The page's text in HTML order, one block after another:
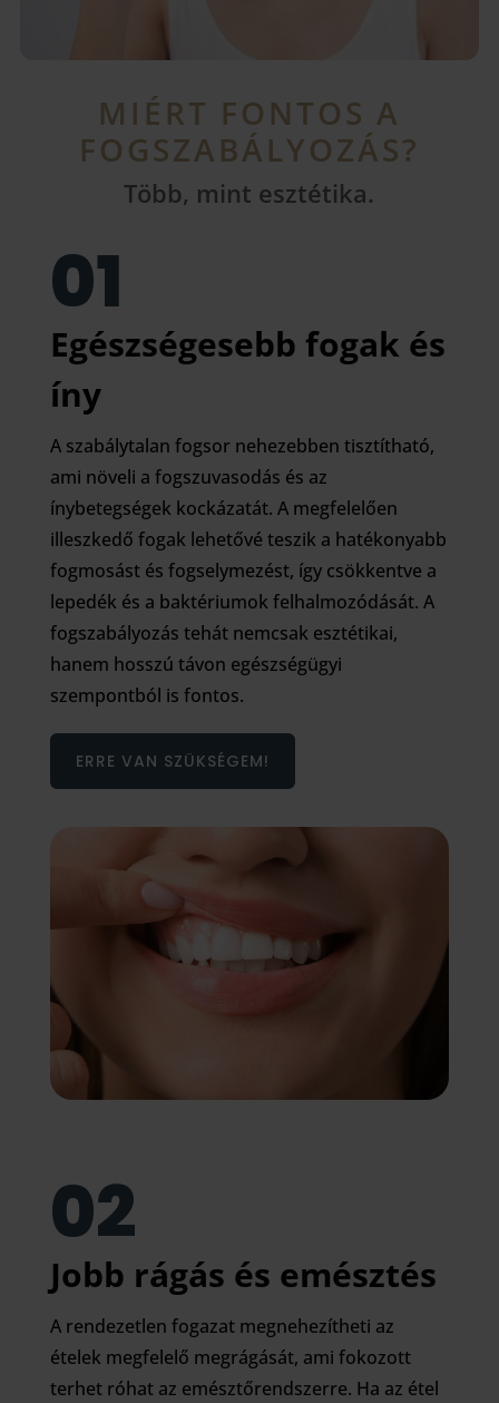
MIÉRT FONTOS A
FOGSZABÁLYOZÁS?
Több, mint esztétika.
01
Egészségesebb fogak és
íny
A szabálytalan fogsor nehezebben tisztítható,
ami növeli a fogszuvasodás és az
ínybetegségek kockázatát. A megfelelően
illeszkedő fogak lehetővé teszik a hatékonyabb
fogmosást és fogselymezést, így csökkentve a
lepedék és a baktériumok felhalmozódását. A
fogszabályozás tehát nemcsak esztétikai,
hanem hosszú távon egészségügyi
szempontból is fontos.
ERRE VAN SZÜKSÉGEM!
02
Jobb rágás és emésztés
A rendezetlen fogazat megnehezítheti az
ételek megfelelő megrágását, ami fokozott
terhet róhat az emésztőrendszerre. Ha az étel